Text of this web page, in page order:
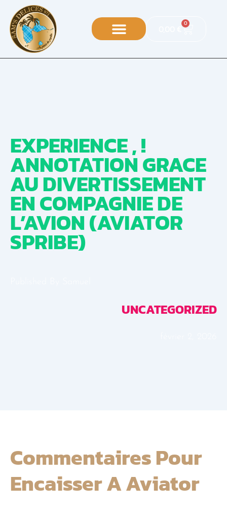
€ 0
EXPERIENCE , !
ANNOTATION GRACE
AU DIVERTISSEMENT
EN COMPAGNIE DE
L’AVION (AVIATOR
SPRIBE)
UNCATEGORIZED
Commentaires Pour
Encaisser A Aviator